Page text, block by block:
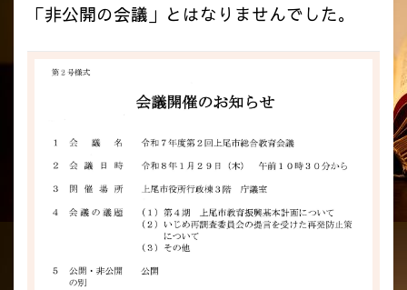
「非公開の会議」とはなりませんでした。